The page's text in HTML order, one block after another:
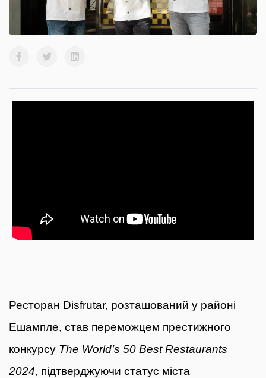
Ресторан Disfrutar, розташований у районі
Ешампле, став переможцем престижного
конкурсу The World’s 50 Best Restaurants
2024, підтверджуючи статус міста